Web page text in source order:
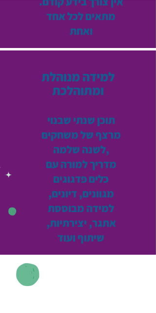
מתאים לכל אחד
ואחת
למידה מנוהלת
ומתוהלכת
תוכן שנתי שבנוי
מרצף של משחקים
לשנה שלמה,
מדריך למורה עם
כלים פדגוגים
מגוונים, דיונים,
למידה מבוססת
אתגר, יצירתיות,
שיתוף ועוד